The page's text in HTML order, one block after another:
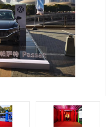
场地布置
雷亚舞台搭建
会议桌椅租赁
空飘出租
喷绘写真制作